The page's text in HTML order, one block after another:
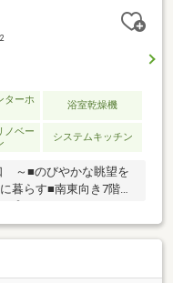
2
ターホ
浴室乾燥機
ノベー
システムキッチン
～■のびやかな眺望を
暮らす■南東向き7階部
ライベートスペース
しいゆとりある4LDKの
のある約15帖の広々
ます■徒歩10分圏内に
が揃った暮らしやすい